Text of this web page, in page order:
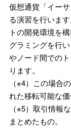
仮想通貨「イー
る演習を行いま
トの開発環境を
グラミングを行
やノード間での
ります。
（※4）この場合
れた移転可能な価
（※5）取引情報
まとめたもの。